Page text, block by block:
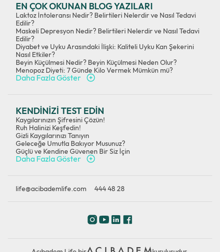
EN ÇOK OKUNAN BLOG YAZILARI
Laktoz İntoleransı Nedir? Belirtileri Nelerdir ve Nasıl Tedavi
Edilir?
Maskeli Depresyon Nedir? Belirtileri Nelerdir ve Nasıl Tedavi
Edilir?
Diyabet ve Uyku Arasındaki İlişki: Kaliteli Uyku Kan Şekerini
Nasıl Etkiler?
Beyin Küçülmesi Nedir? Beyin Küçülmesi Neden Olur?
Menopoz Diyeti: 7 Günde Kilo Vermek Mümkün mü?
Daha Fazla Göster
KENDİNİZİ TEST EDİN
Kaygılarınızın Şifresini Çözün!
Ruh Halinizi Keşfedin!
Gizli Kaygılarınızı Tanıyın
Geleceğe Umutla Bakıyor Musunuz?
Güçlü ve Kendine Güvenen Bir Siz İçin
Daha Fazla Göster
life@acibademlife.com 444 48 28